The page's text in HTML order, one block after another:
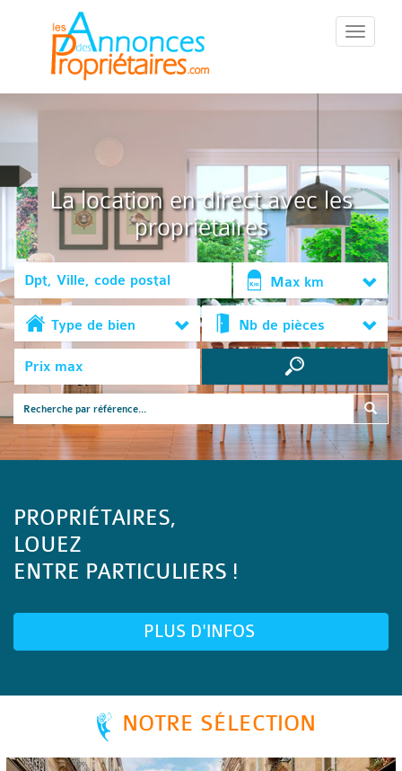
::Menu::
La location en direct avec les
propriétaires
Max km
Type de bien Nb de pièces
PROPRIÉTAIRES,
LOUEZ
ENTRE PARTICULIERS !
PLUS D'INFOS
NOTRE SÉLECTION